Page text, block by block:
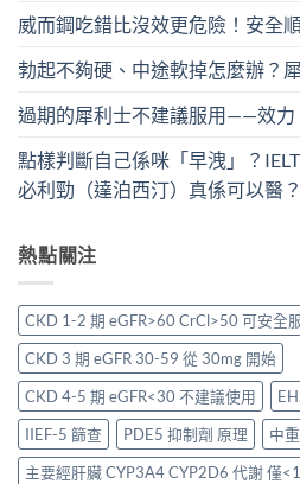
威而鋼吃錯比沒效更危險！安全
勃起不夠硬、中途軟掉怎麼辦？
過期的犀利士不建議服用——效力
點樣判斷自己係咪「早洩」？
必利勁（達泊西汀）真係可以醫？
熱點關注
CKD 1-2 期 eGFR>60 CrCl>50 可安全
CKD 3 期 eGFR 30-59 從 30mg 開始
CKD 4-5 期 eGFR<30 不建議使用
IIEF-5 篩查
PDE5 抑制劑 原理
中
主要經肝臟 CYP3A4 CYP2D6 代謝 僅